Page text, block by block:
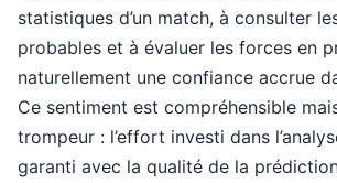
statistiques d’un match, à consulter
probables et à évaluer les forces en
naturellement une confiance accrue
Ce sentiment est compréhensible
trompeur : l’effort investi dans
garanti avec la qualité de la